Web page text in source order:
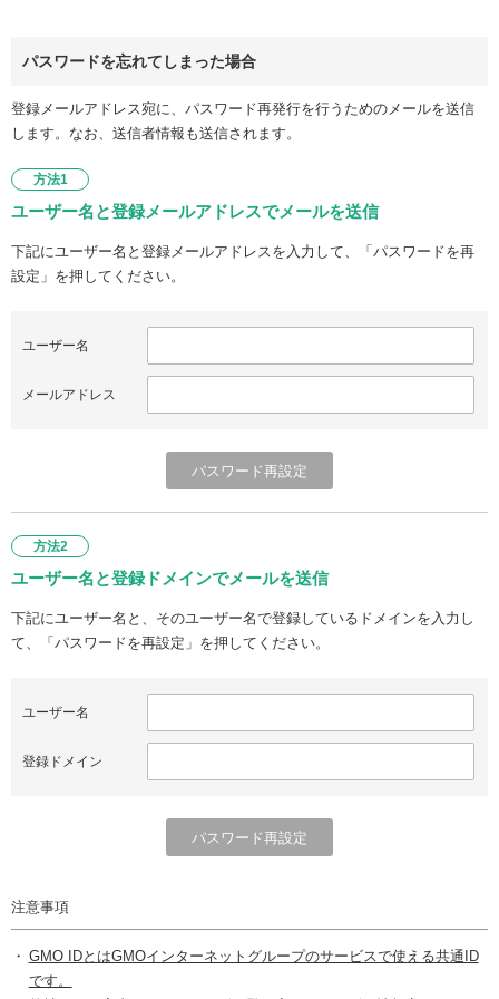
パスワードを忘れてしまった場合
登録メールアドレス宛に、パスワード再発行を行うためのメールを送信
します。なお、送信者情報も送信されます。
方法1
ユーザー名と登録メールアドレスでメールを送信
下記にユーザー名と登録メールアドレスを入力して、「パスワードを再
設定」を押してください。
ユーザー名
メールアドレス
方法2
ユーザー名と登録ドメインでメールを送信
下記にユーザー名と、そのユーザー名で登録しているドメインを入力し
て、「パスワードを再設定」を押してください。
ユーザー名
登録ドメイン
注意事項
GMO IDとはGMOインターネットグループのサービスで使える共通ID
です。